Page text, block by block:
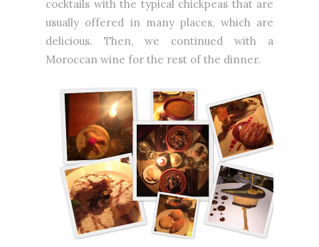
cocktails with the typical chickpeas that are
usually offered in many places, which are
delicious. Then, we continued with a
Moroccan wine for the rest of the dinner.